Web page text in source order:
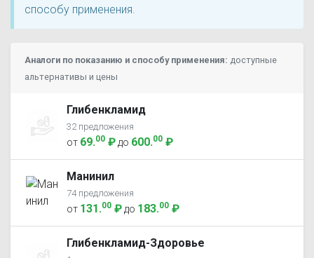
способу применения.
Аналоги по показанию и способу применения: доступные
альтернативы и цены
Глибенкламид
32 предложения
от 69.00 ₽ до 600.00 ₽
Манинил
74 предложения
от 131.00 ₽ до 183.00 ₽
Глибенкламид-Здоровье